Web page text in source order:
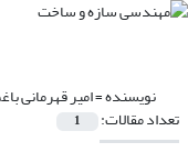
نویسنده =امیر قهرمانی
تعداد مقالات: 1